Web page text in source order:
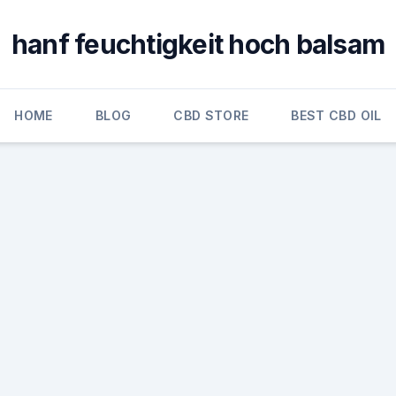
hanf feuchtigkeit hoch balsam
HOME BLOG CBD STORE BEST CBD OIL